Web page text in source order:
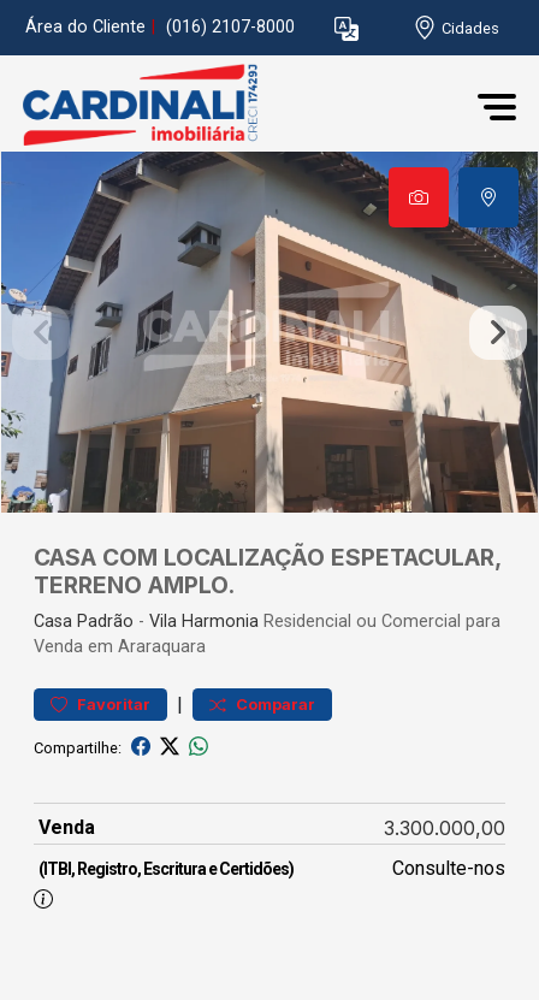
Área do Cliente (016) 2107-8000 Cidades
CASA COM LOCALIZAÇÃO ESPETACULAR,
TERRENO AMPLO.
Casa Padrão - Vila Harmonia Residencial ou Comercial para
Venda em Araraquara
Favoritar | Comparar
Compartilhe:
Venda 3.300.000,00
(ITBI, Registro, Escritura e Certidões) Consulte-nos